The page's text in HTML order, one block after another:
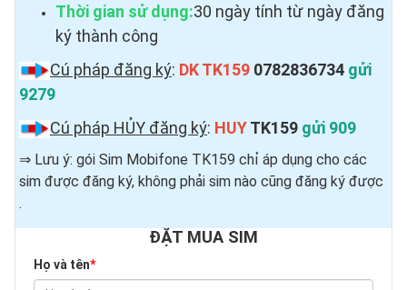
Thời gian sử dụng:30 ngày tính từ ngày đăng
ký thành công
Cú pháp đăng ký: DK TK159 0782836734 gửi
9279
Cú pháp HỦY đăng ký: HUYTK159 gửi 909
⇒ Lưu ý: gói Sim Mobifone TK159 chỉ áp dụng cho các
sim được đăng ký, không phải sim nào cũng đăng ký được ​
.
ĐẶT MUA SIM
Họ và tên*